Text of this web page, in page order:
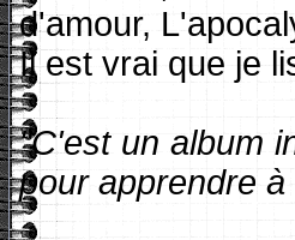
d'amour,
Il est vrai que je
"C'est un album
pour apprendre